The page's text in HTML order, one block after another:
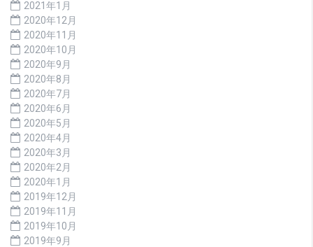
2021年1月
2020年12月
2020年11月
2020年10月
2020年9月
2020年8月
2020年7月
2020年6月
2020年5月
2020年4月
2020年3月
2020年2月
2020年1月
2019年12月
2019年11月
2019年10月
2019年9月